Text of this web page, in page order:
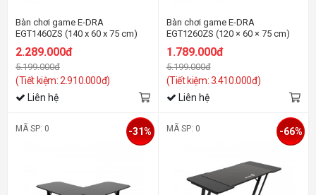
Bàn chơi game E-DRA
EGT1460ZS (140 x 60 x 75 cm)
2.289.000đ
5.199.000đ
(Tiết kiệm: 2.910.000đ)
Liên hệ
Bàn chơi game E-DRA
EGT1260ZS (120 × 60 × 75 cm)
1.789.000đ
5.199.000đ
(Tiết kiệm: 3.410.000đ)
Liên hệ
MÃ SP: 0 -31% MÃ SP: 0 -66%